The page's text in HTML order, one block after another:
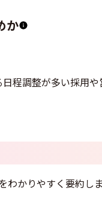
か
程調整が多い採用
かりやすく要約しま